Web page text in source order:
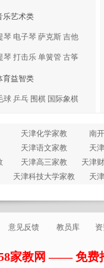
乐艺术类
琴 电子琴 萨克斯 吉他
琴 打击乐 单簧管 古筝
育益智类
球 乒乓 围棋 国际象棋
天津化学家教
南
天津语文家教
天
天津高三家教
天津
天津科技大学家教 天
意见反馈 教员库
家教网 —— 免费